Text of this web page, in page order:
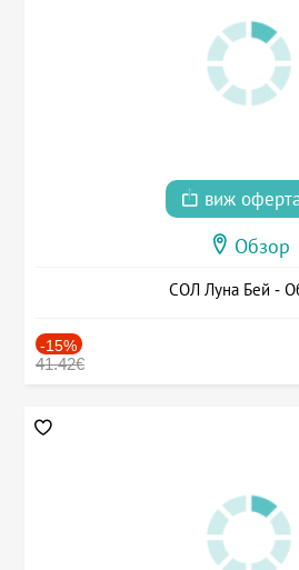
виж
Обзор
СОЛ Луна Бей -
-15%
41.42€